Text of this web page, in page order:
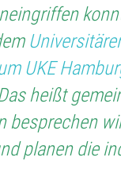
UKE
heißt
besprechen
planen die